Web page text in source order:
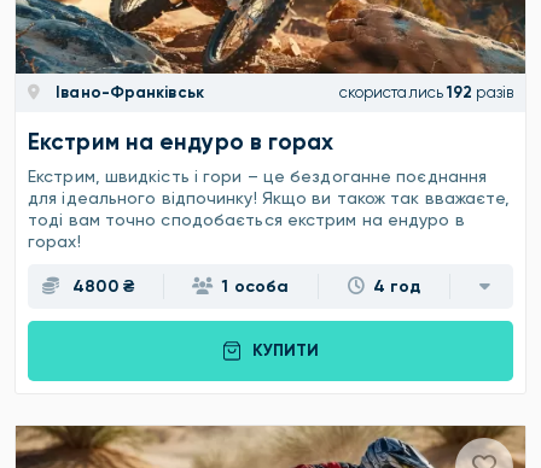
Івано-Франківськ скористались 192 разів
Екстрим на ендуро в горах
Екстрим, швидкість і гори – це бездоганне поєднання
для ідеального відпочинку! Якщо ви також так вважаєте,
тоді вам точно сподобається екстрим на ендуро в
горах!
4800 ₴ 1 особа 4 год
КУПИТИ